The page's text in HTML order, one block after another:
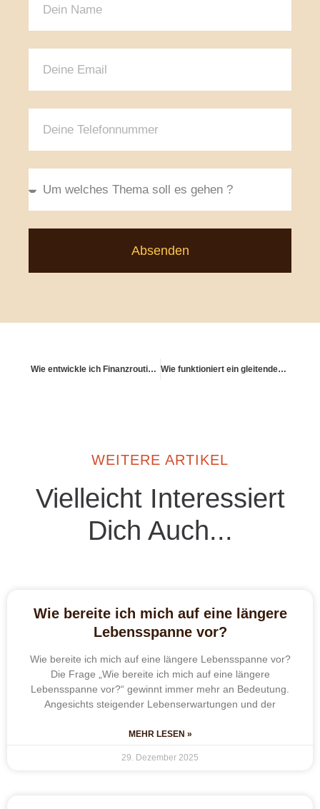
Absenden
Wie entwickle ich Finanzroutinen für den Vermögensaufbau? Wie funktioniert ein gleitender Übergang in die Rente?
WEITERE ARTIKEL
Vielleicht Interessiert
Dich Auch...
Wie bereite ich mich auf eine längere
Lebensspanne vor?
Wie bereite ich mich auf eine längere Lebensspanne vor?
Die Frage „Wie bereite ich mich auf eine längere
Lebensspanne vor?“ gewinnt immer mehr an Bedeutung.
Angesichts steigender Lebenserwartungen und der
MEHR LESEN »
29. Dezember 2025